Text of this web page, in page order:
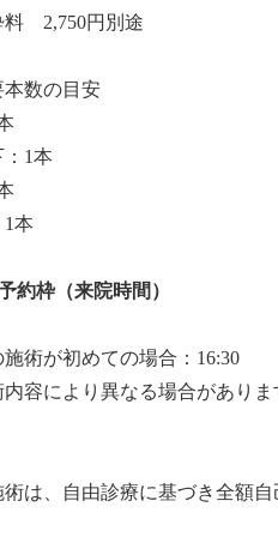
料 2,750円別途
本数の目安
：1本
1本
約枠（来院時間）
術が初めての場合：16:30
容により異なる場合がありま
術は、自由診療に基づき全額自